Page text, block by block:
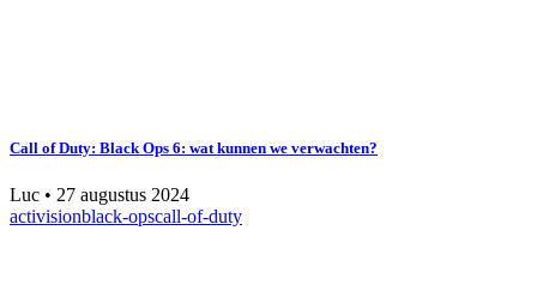
Call of Duty: Black Ops 6: wat kunnen we verwachten?
Luc • 27 augustus 2024
activisionblack-opscall-of-duty